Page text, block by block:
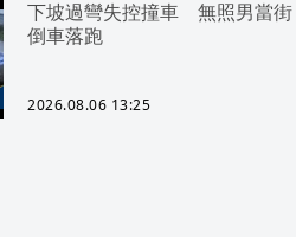
下坡過彎失控撞車 無照男當街
倒車落跑
2026.08.06 13:25